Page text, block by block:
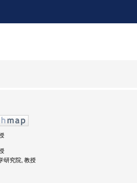
研究院, 教授